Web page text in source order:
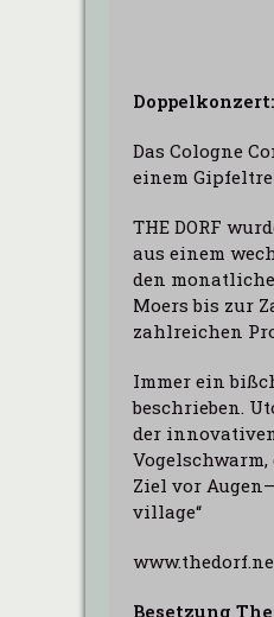
Doppelkonzert:
Das Cologne
einem
THE DORF
aus einem
den
Moers bis zur
zahlreichen
Immer ein
beschrieben.
der
Ziel vor
village“
Besetzung